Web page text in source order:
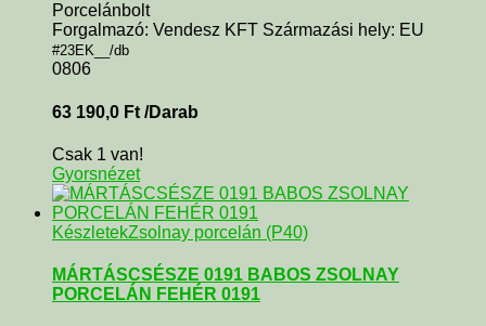
Porcelánbolt
Forgalmazó: Vendesz KFT Származási hely: EU
#23EK__/db
0806
63 190,0 Ft /Darab
Csak 1 van!
Gyorsnézet
KészletekZsolnay porcelán (P40)
MÁRTÁSCSÉSZE 0191 BABOS ZSOLNAY
PORCELÁN FEHÉR 0191